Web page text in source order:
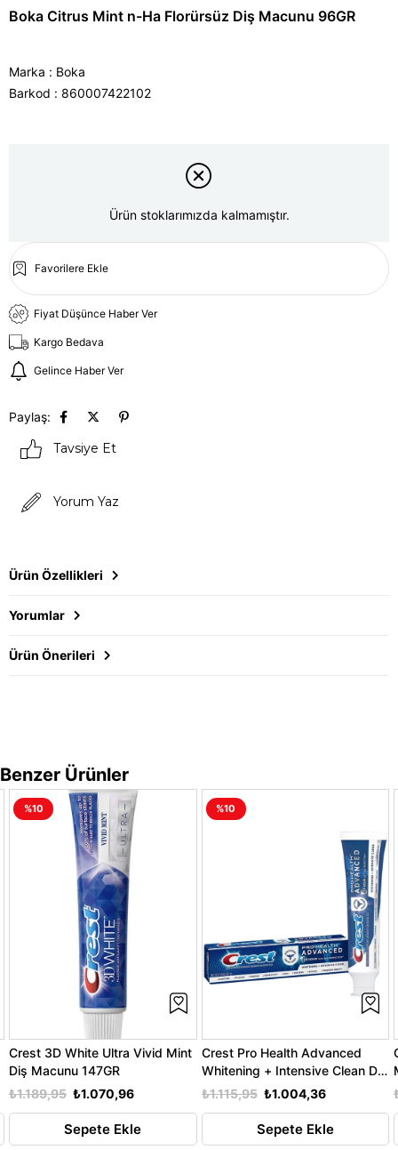
Boka Citrus Mint n-Ha Florürsüz Diş Macunu 96GR
Marka : Boka
Barkod : 860007422102
Ürün stoklarımızda kalmamıştır.
Favorilere Ekle
Fiyat Düşünce Haber Ver
Kargo Bedava
Gelince Haber Ver
Paylaş:
Tavsiye Et
Yorum Yaz
Ürün Özellikleri
Yorumlar
Ürün Önerileri
Benzer Ürünler
Crest 3D White Ultra Vivid Mint
Diş Macunu 147GR
₺1.070,96
₺1.189,95
Sepete Ekle
%10
Crest Pro Health Advanced
Whitening + Intensive Clean Diş
Macunu 164GR₺1.004,36
₺1.115,95
Sepete Ekle
%10